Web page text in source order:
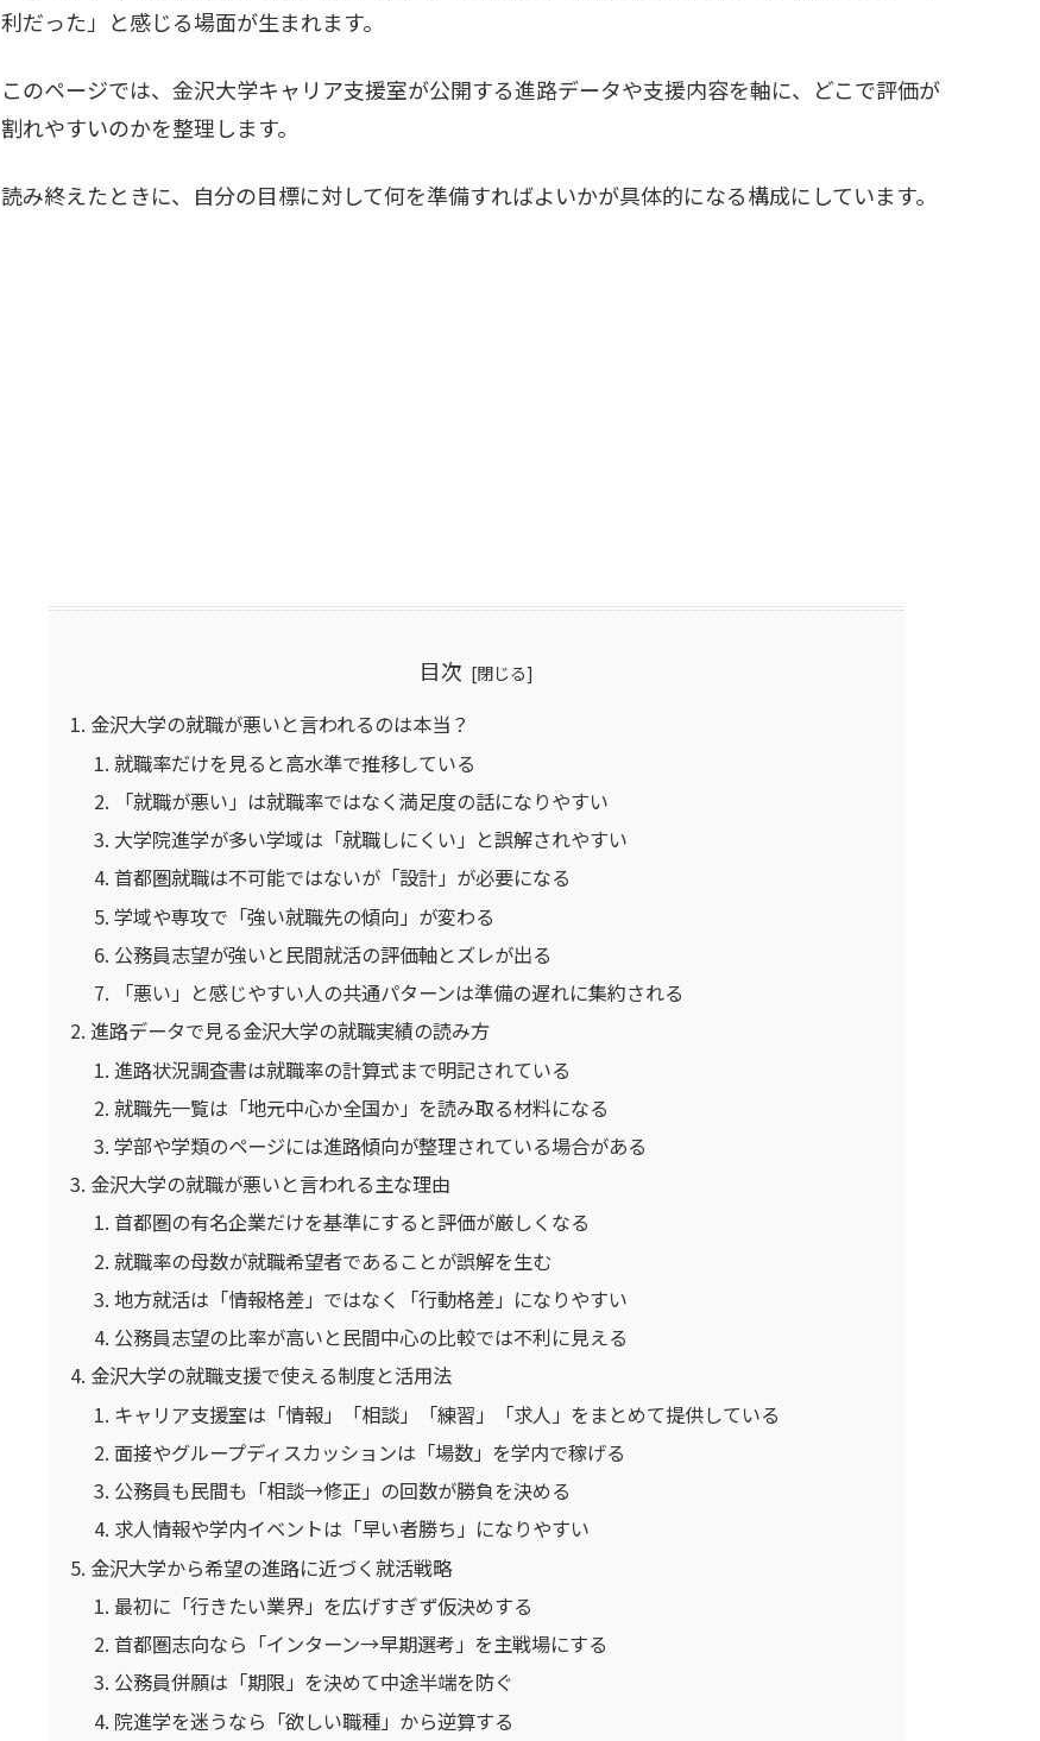
利だった」と感じる場面が生まれます。
このページでは、金沢大学キャリア支援室が公開する進路データや支援内容を軸に、どこで評価が
割れやすいのかを整理します。
読み終えたときに、自分の目標に対して何を準備すればよいかが具体的になる構成にしています。
目次
金沢大学の就職が悪いと言われるのは本当？
就職率だけを見ると高水準で推移している
「就職が悪い」は就職率ではなく満足度の話になりやすい
大学院進学が多い学域は「就職しにくい」と誤解されやすい
首都圏就職は不可能ではないが「設計」が必要になる
学域や専攻で「強い就職先の傾向」が変わる
公務員志望が強いと民間就活の評価軸とズレが出る
「悪い」と感じやすい人の共通パターンは準備の遅れに集約される
進路データで見る金沢大学の就職実績の読み方
進路状況調査書は就職率の計算式まで明記されている
就職先一覧は「地元中心か全国か」を読み取る材料になる
学部や学類のページには進路傾向が整理されている場合がある
金沢大学の就職が悪いと言われる主な理由
首都圏の有名企業だけを基準にすると評価が厳しくなる
就職率の母数が就職希望者であることが誤解を生む
地方就活は「情報格差」ではなく「行動格差」になりやすい
公務員志望の比率が高いと民間中心の比較では不利に見える
金沢大学の就職支援で使える制度と活用法
キャリア支援室は「情報」「相談」「練習」「求人」をまとめて提供している
面接やグループディスカッションは「場数」を学内で稼げる
公務員も民間も「相談→修正」の回数が勝負を決める
求人情報や学内イベントは「早い者勝ち」になりやすい
金沢大学から希望の進路に近づく就活戦略
最初に「行きたい業界」を広げすぎず仮決めする
首都圏志向なら「インターン→早期選考」を主戦場にする
公務員併願は「期限」を決めて中途半端を防ぐ
院進学を迷うなら「欲しい職種」から逆算する